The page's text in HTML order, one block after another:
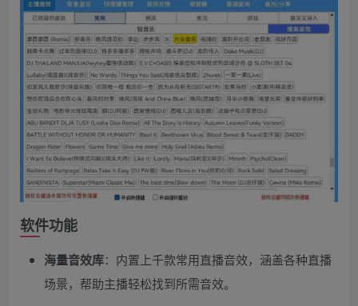
软件功能
海量音效库：内置上千款常用直播音效，涵盖各种直播
场景，帮助主播轻松找到所需音效。